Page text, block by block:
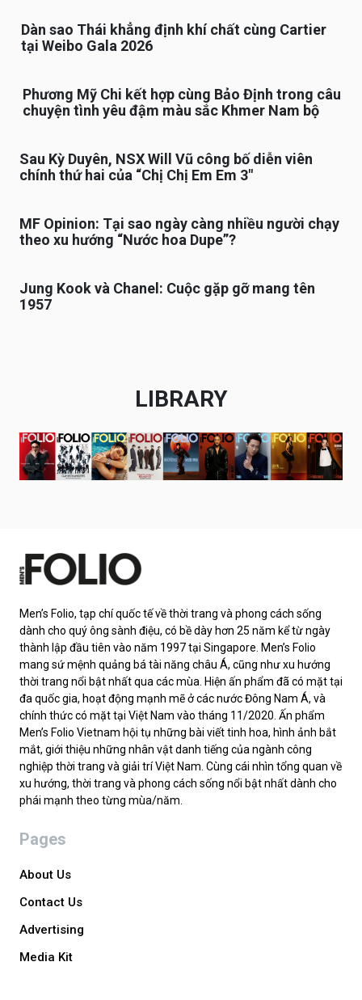
Dàn sao Thái khẳng định khí chất cùng Cartier
tại Weibo Gala 2026
Phương Mỹ Chi kết hợp cùng Bảo Định trong câu
chuyện tình yêu đậm màu sắc Khmer Nam bộ
Sau Kỳ Duyên, NSX Will Vũ công bố diễn viên
chính thứ hai của “Chị Chị Em Em 3″
MF Opinion: Tại sao ngày càng nhiều người chạy
theo xu hướng “Nước hoa Dupe”?
Jung Kook và Chanel: Cuộc gặp gỡ mang tên
1957
LIBRARY
Men’s Folio, tạp chí quốc tế về thời trang và phong cách sống
dành cho quý ông sành điệu, có bề dày hơn 25 năm kể từ ngày
thành lập đầu tiên vào năm 1997 tại Singapore. Men’s Folio
mang sứ mệnh quảng bá tài năng châu Á, cũng như xu hướng
thời trang nổi bật nhất qua các mùa. Hiện ấn phẩm đã có mặt tại
đa quốc gia, hoạt động mạnh mẽ ở các nước Đông Nam Á, và
chính thức có mặt tại Việt Nam vào tháng 11/2020. Ấn phẩm
Men’s Folio Vietnam hội tụ những bài viết tinh hoa, hình ảnh bắt
mắt, giới thiệu những nhân vật danh tiếng của ngành công
nghiệp thời trang và giải trí Việt Nam. Cùng cái nhìn tổng quan về
xu hướng, thời trang và phong cách sống nổi bật nhất dành cho
phái mạnh theo từng mùa/năm.
Pages
About Us
Contact Us
Advertising
Media Kit